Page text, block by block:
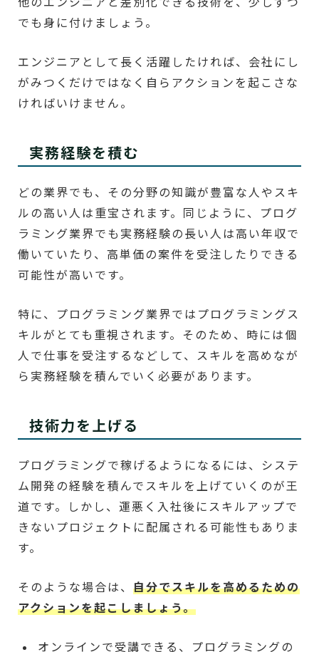
でも身に付けましょう。
エンジニアとして長く活躍したければ、会社にし
がみつくだけではなく自らアクションを起こさな
ければいけません。
実務経験を積む
どの業界でも、その分野の知識が豊富な人やスキ
ルの高い人は重宝されます。同じように、プログ
ラミング業界でも実務経験の長い人は高い年収で
働いていたり、高単価の案件を受注したりできる
可能性が高いです。
特に、プログラミング業界ではプログラミングス
キルがとても重視されます。そのため、時には個
人で仕事を受注するなどして、スキルを高めなが
ら実務経験を積んでいく必要があります。
技術力を上げる
プログラミングで稼げるようになるには、システ
ム開発の経験を積んでスキルを上げていくのが王
道です。しかし、運悪く入社後にスキルアップで
きないプロジェクトに配属される可能性もありま
す。
そのような場合は、 自分でスキルを高めるための
アクションを起こしましょう。
オンラインで受講できる、プログラミングの